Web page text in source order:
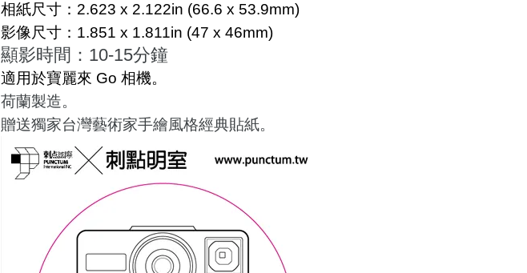
相紙尺寸：2.623 x 2.122in (66.6 x 53.9mm)
影像尺寸：1.851 x 1.811in (47 x 46mm)
顯影時間：10-15分鐘
適用於寶麗來 Go 相機。
荷蘭製造。
贈送獨家台灣藝術家手繪風格經典貼紙。